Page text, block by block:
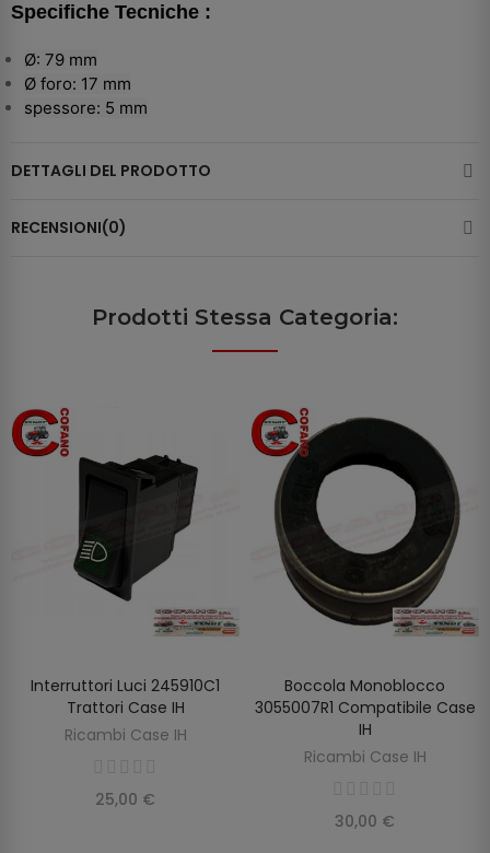
Specifiche Tecniche :
Ø: 79 mm
Ø foro: 17 mm
spessore: 5 mm
DETTAGLI DEL PRODOTTO
RECENSIONI(0)
Prodotti Stessa Categoria:
AGGIUNGI AL CARRELLO
Interruttori Luci 245910C1
Trattori Case IH
Ricambi Case IH
25,00 €
AGGIUNGI AL CARRELLO
Boccola Monoblocco
3055007R1 Compatibile Case
IH
Ricambi Case IH
30,00 €